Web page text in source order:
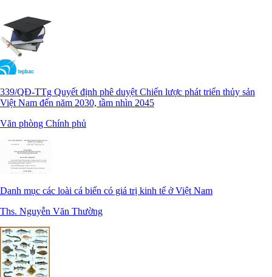
339/QĐ-TTg Quyết định phê duyệt Chiến lược phát triển thủy sản
Việt Nam đến năm 2030, tầm nhìn 2045
Văn phòng Chính phủ
Danh mục các loài cá biển có giá trị kinh tế ở Việt Nam
Ths. Nguyễn Văn Thường